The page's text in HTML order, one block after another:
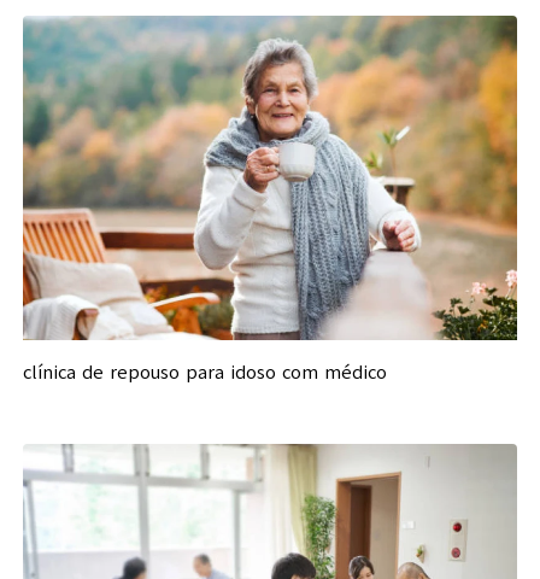
clínica de repouso para idoso com médico